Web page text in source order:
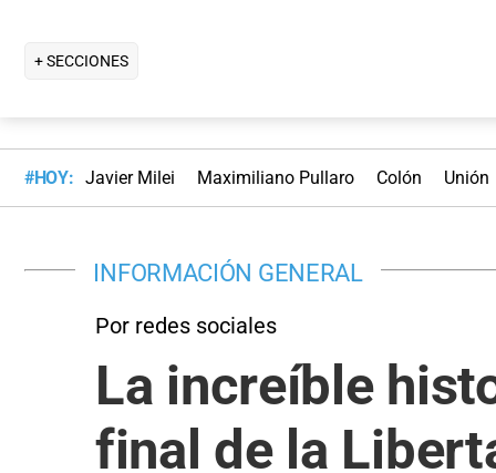
+ SECCIONES
#HOY: Javier Milei Maximiliano Pullaro Colón Unión
INFORMACIÓN GENERAL
Por redes sociales
La increíble
final de la